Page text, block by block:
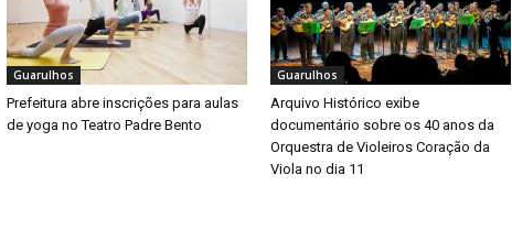
Guarulhos
Prefeitura abre inscrições para aulas
de yoga no Teatro Padre Bento
Guarulhos
Arquivo Histórico exibe
documentário sobre os 40 anos da
Orquestra de Violeiros Coração da
Viola no dia 11